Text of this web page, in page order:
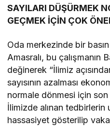
SAYILARI DÜŞÜRMEK
GEÇMEK İÇİN ÇOK
Oda merkezinde bir
Amasralı, bu çalışmanın
değinerek “İlimiz
sayısının azalması
normale dönmesi için
İlimizde alınan tedbirlerin
hassasiyet gösterilip vaka